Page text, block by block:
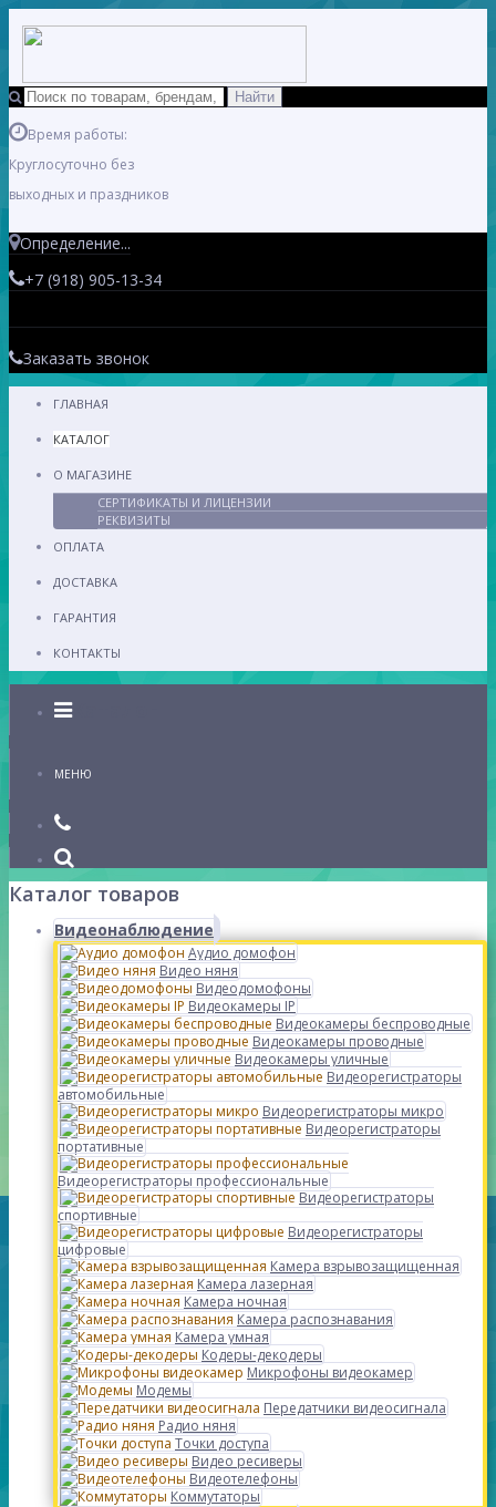
Время работы:
Круглосуточно без
выходных и праздников
Определение...
+7 (918) 905-13-34
Заказать звонок
ГЛАВНАЯ
КАТАЛОГ
О МАГАЗИНЕ
СЕРТИФИКАТЫ И ЛИЦЕНЗИИ
РЕКВИЗИТЫ
ОПЛАТА
ДОСТАВКА
ГАРАНТИЯ
КОНТАКТЫ
Каталог
МЕНЮ
Каталог товаров
Видеонаблюдение
Аудио домофон
Видео няня
Видеодомофоны
Видеокамеры IP
Видеокамеры беспроводные
Видеокамеры проводные
Видеокамеры уличные
Видеорегистраторы
автомобильные
Видеорегистраторы микро
Видеорегистраторы
портативные
Видеорегистраторы профессиональные
Видеорегистраторы
спортивные
Видеорегистраторы
цифровые
Камера взрывозащищенная
Камера лазерная
Камера ночная
Камера распознавания
Камера умная
Кодеры-декодеры
Микрофоны видеокамер
Модемы
Передатчики видеосигнала
Радио няня
Точки доступа
Видео ресиверы
Видеотелефоны
Коммутаторы